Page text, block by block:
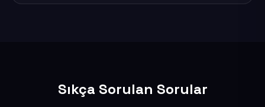
Sıkça Sorulan Sorular